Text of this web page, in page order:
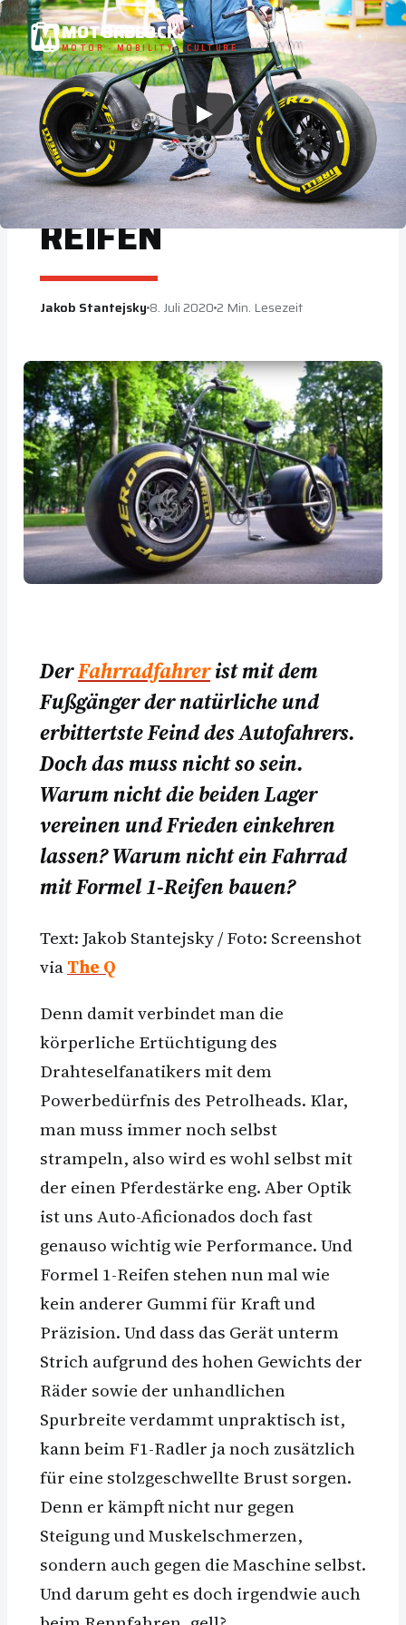
Zum
Inhalt
springen
MOTORBLOCK
MOTOR · MOBILITY · CULTURE Suche☀
NEWS
DIESES FAHRRAD
HAT FORMEL 1-
REIFEN
Jakob Stantejsky 8. Juli 20202 Min. Lesezeit
DerFahrradfahrerist mit dem
Fußgänger der natürliche und
erbittertste Feind des Autofahrers.
Doch das muss nicht so sein.
Warum nicht die beiden Lager
vereinen und Frieden einkehren
lassen? Warum nicht ein Fahrrad
mit Formel 1-Reifen bauen?
Text: Jakob Stantejsky / Foto: Screenshot
viaThe Q
Denn damit verbindet man die
körperliche Ertüchtigung des
Drahteselfanatikers mit dem
Powerbedürfnis des Petrolheads. Klar,
man muss immer noch selbst
strampeln, also wird es wohl selbst mit
der einen Pferdestärke eng. Aber Optik
ist uns Auto-Aficionados doch fast
genauso wichtig wie Performance. Und
Formel 1-Reifen stehen nun mal wie
kein anderer Gummi für Kraft und
Präzision. Und dass das Gerät unterm
Strich aufgrund des hohen Gewichts der
Räder sowie der unhandlichen
Spurbreite verdammt unpraktisch ist,
kann beim F1-Radler ja noch zusätzlich
für eine stolzgeschwellte Brust sorgen.
Denn er kämpft nicht nur gegen
Steigung und Muskelschmerzen,
sondern auch gegen die Maschine selbst.
Und darum geht es doch irgendwie auch